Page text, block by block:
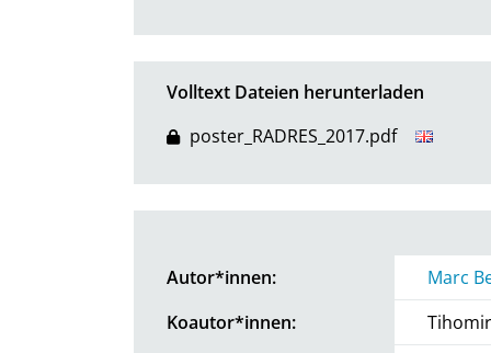
Volltext Dateien herunterladen
poster_RADRES_2017.pdf
Autor*innen:
Marc
Koautor*innen: